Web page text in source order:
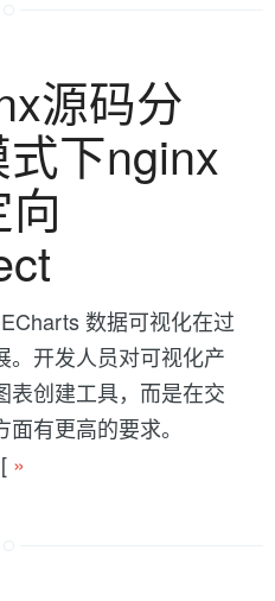
源码分
下nginx
数据可视化在过
。开发人员对可视化产
表创建工具，而是在交
有更高的要求。
»